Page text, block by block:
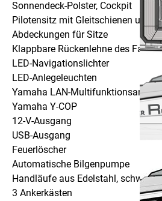
Sonnendeck-Polster, Cockpit
Pilotensitz mit Gleitschienen und
Abdeckungen für Sitze
Klappbare Rückenlehne des
LED-Navigationslichter
LED-Anlegeleuchten
Yamaha LAN-
Yamaha Y-COP
12-V-Ausgang
USB-Ausgang
Feuerlöscher
Automatische Bilgenpumpe
Handläufe aus Edelstahl, schwarz
3 Ankerkästen